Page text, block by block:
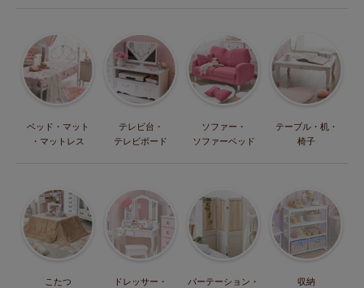
ベッド・マット
・マットレス
テレビ台・
テレビボード
ソファー・
ソファーベッド
テーブル・机・
椅子
こたつ
ドレッサー・
パーテーション・
収納